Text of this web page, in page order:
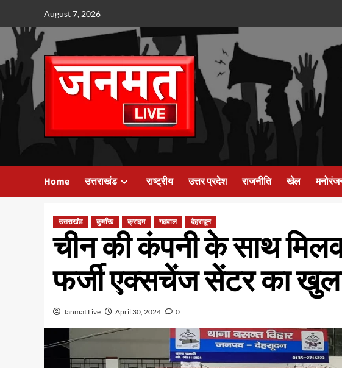
content
August 7, 2026
Home उत्तराखंड राष्ट्रीय उत्तर प्रदेश राजनीति खेल
उत्तराखंड कुमाँऊ क्राइम गढ़वाल देहरादून
चीन की कंपनी के साथ
फर्जी एक्सचेंज सेंटर का
Janmat Live April 30, 2024 0